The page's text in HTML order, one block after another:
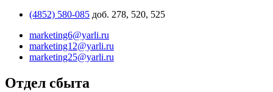
(4852) 580-085 доб. 278, 520, 525
marketing6@yarli.ru
marketing12@yarli.ru
marketing25@yarli.ru
Отдел сбыта